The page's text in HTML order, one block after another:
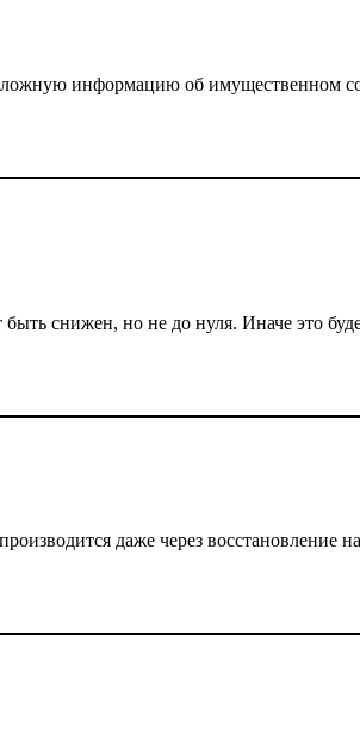
информацию об имущественном
снижен, но не до нуля. Иначе это
даже через восстановление